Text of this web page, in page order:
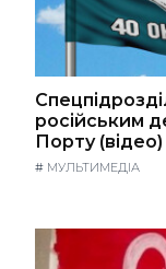
російським
Порту (відео)
# МУЛЬТИМЕДІА